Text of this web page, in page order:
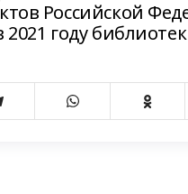
Российской
2021 году